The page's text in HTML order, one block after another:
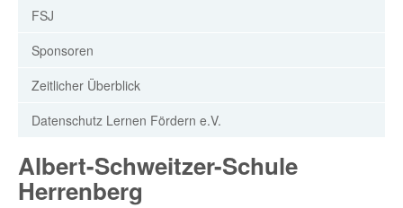
FSJ
Sponsoren
Zeitlicher Überblick
Datenschutz Lernen Fördern e.V.
Albert-Schweitzer-Schule
Herrenberg